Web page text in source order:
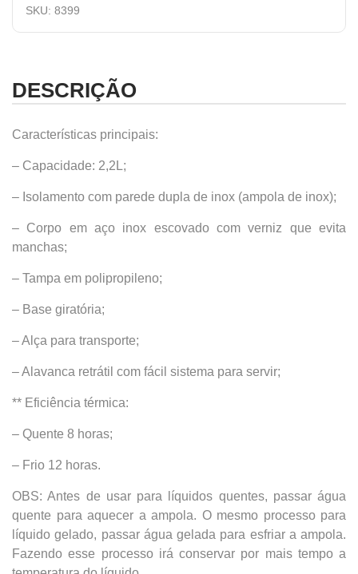
SKU: 8399
DESCRIÇÃO
Características principais:
– Capacidade: 2,2L;
– Isolamento com parede dupla de inox (ampola de inox);
– Corpo em aço inox escovado com verniz que evita
manchas;
– Tampa em polipropileno;
– Base giratória;
– Alça para transporte;
– Alavanca retrátil com fácil sistema para servir;
** Eficiência térmica:
– Quente 8 horas;
– Frio 12 horas.
OBS: Antes de usar para líquidos quentes, passar água
quente para aquecer a ampola. O mesmo processo para
líquido gelado, passar água gelada para esfriar a ampola.
Fazendo esse processo irá conservar por mais tempo a